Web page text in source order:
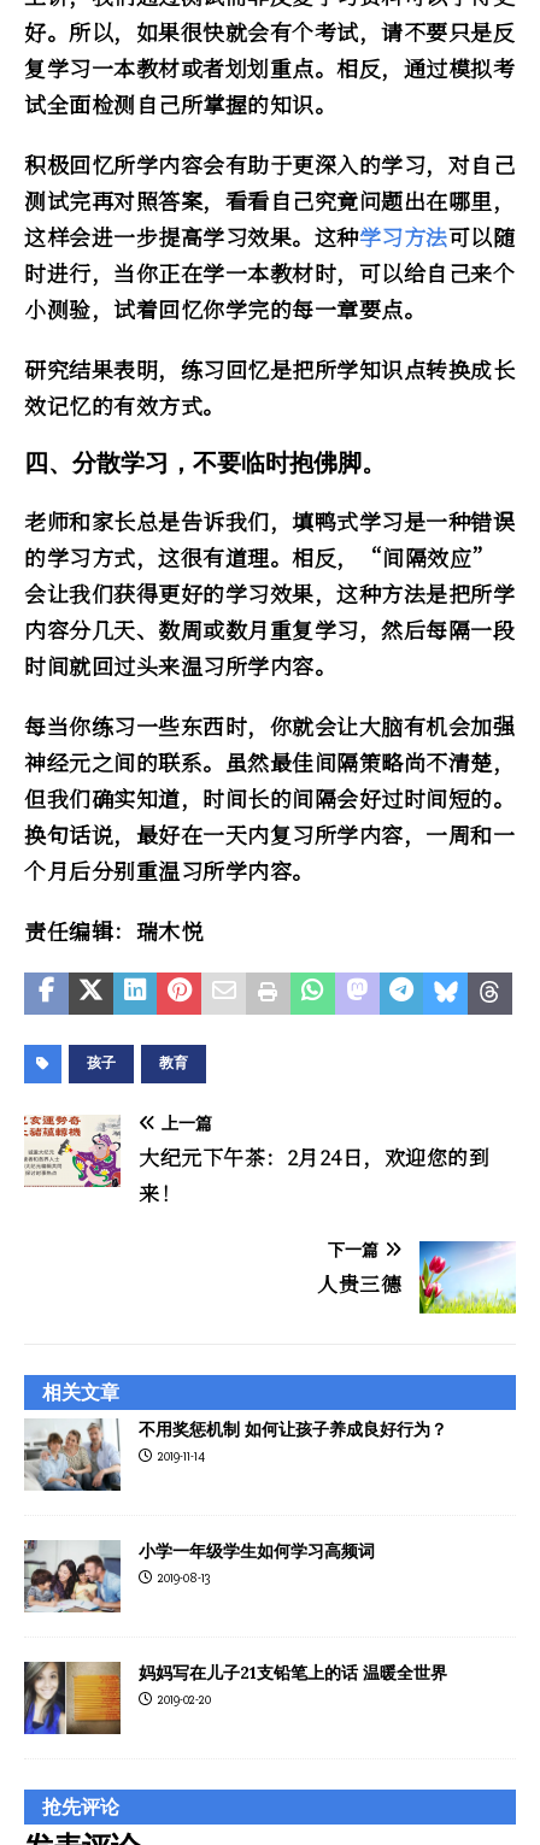
好。所以，如果很快就会有个考试，请不要只是反
复学习一本教材或者划划重点。相反，通过模拟考
试全面检测自己所掌握的知识。
积极回忆所学内容会有助于更深入的学习，对自己
测试完再对照答案，看看自己究竟问题出在哪里，
这样会进一步提高学习效果。这种学习方法可以随
时进行，当你正在学一本教材时，可以给自己来个
小测验，试着回忆你学完的每一章要点。
研究结果表明，练习回忆是把所学知识点转换成长
效记忆的有效方式。
四、分散学习，不要临时抱佛脚。
老师和家长总是告诉我们，填鸭式学习是一种错误
的学习方式，这很有道理。相反，“间隔效应”
会让我们获得更好的学习效果，这种方法是把所学
内容分几天、数周或数月重复学习，然后每隔一段
时间就回过头来温习所学内容。
每当你练习一些东西时，你就会让大脑有机会加强
神经元之间的联系。虽然最佳间隔策略尚不清楚，
但我们确实知道，时间长的间隔会好过时间短的。
换句话说，最好在一天内复习所学内容，一周和一
个月后分别重温习所学内容。
责任编辑：瑞木悦
孩子 教育
上一篇
大纪元下午茶：2月24日，欢迎您的到
来！
下一篇
人贵三德
相关文章
不用奖惩机制 如何让孩子养成良好行为？
2019-11-14
小学一年级学生如何学习高频词
2019-08-13
妈妈写在儿子21支铅笔上的话 温暖全世界
2019-02-20
抢先评论